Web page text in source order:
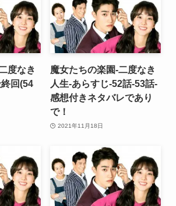
度なき
回(54
魔女たちの楽園-二度なき
人生-あらすじ-52話-53話-
感想付きネタバレであり
で！
2021年11月18日